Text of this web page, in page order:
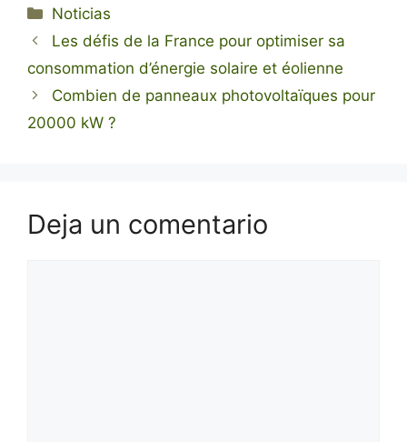
Categorías
Noticias
Les défis de la France pour optimiser sa
consommation d’énergie solaire et éolienne
Combien de panneaux photovoltaïques pour
20000 kW ?
Deja un comentario